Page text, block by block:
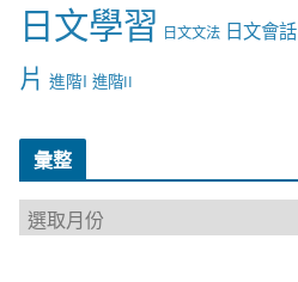
日文學習 日文文法 日文會話
片 進階I 進階II
彙整
彙
整